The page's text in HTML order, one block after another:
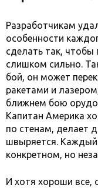
Разработчикам
особенности
сделать так, чтобы
слишком сильно.
бой, он может
ракетами и
ближнем бою
Капитан Америка
по стенам, делает
швыряется. Каждый
конкретном, но
И хотя хороши все,